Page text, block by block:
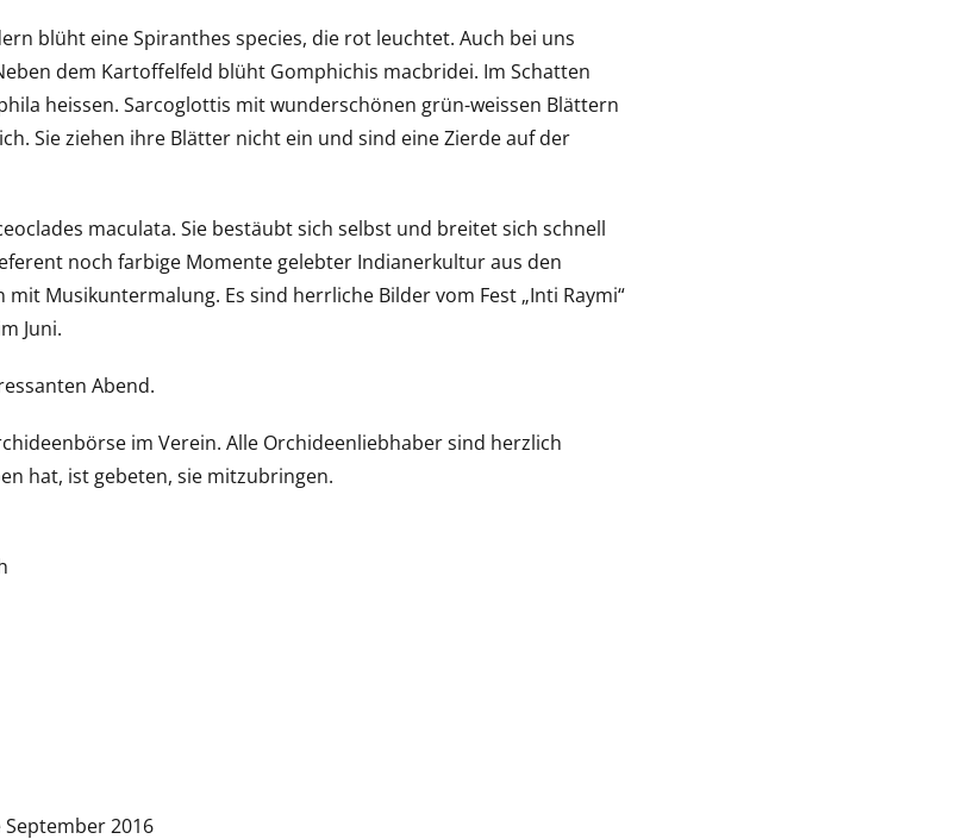
blüht eine Spiranthes species, die rot leuchtet. Auch bei uns
dem Kartoffelfeld blüht Gomphichis macbridei. Im Schatten
heissen. Sarcoglottis mit wunderschönen grün-weissen Blättern
Sie ziehen ihre Blätter nicht ein und sind eine Zierde auf der
maculata. Sie bestäubt sich selbst und breitet sich schnell
noch farbige Momente gelebter Indianerkultur aus den
Musikuntermalung. Es sind herrliche Bilder vom Fest „Inti Raymi“
Juni.
Abend.
im Verein. Alle Orchideenliebhaber sind herzlich
hat, ist gebeten, sie mitzubringen.
2016